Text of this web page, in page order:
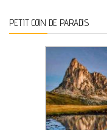
PETIT COIN DE PARADIS